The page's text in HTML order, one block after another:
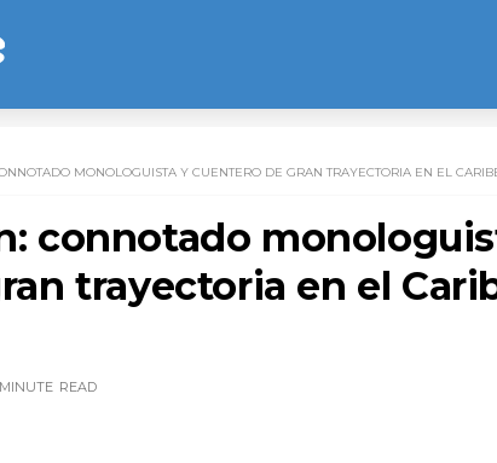
MONOLOGUISTA Y CUENTERO DE GRAN TRAYECTORIA EN EL
connotado
trayectoria en el
READ